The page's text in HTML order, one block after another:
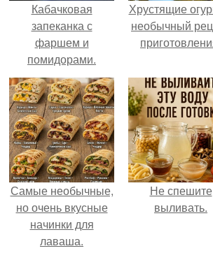
Кабачковая
запеканка с
фаршем и
помидорами.
Хрустящие
необычный
Самые необычные,
но очень вкусные
начинки для
лаваша.
Не спешите
выливать.